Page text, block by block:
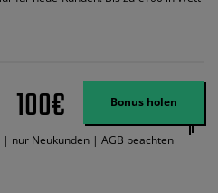
qualifizierende Einzahlung in
Wetten im gleichen Wert platzieren
Zeitlimits und Ausnahmen. Der Bonus-
der Anmeldung benutzt werden, jedoch
Weise.
100€ Bonus holen
| nur Neukunden | AGB beachten